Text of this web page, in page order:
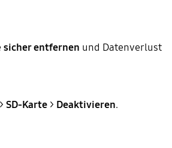
sicher entfernen und Datenverlust
> SD-Karte> Deaktivieren.